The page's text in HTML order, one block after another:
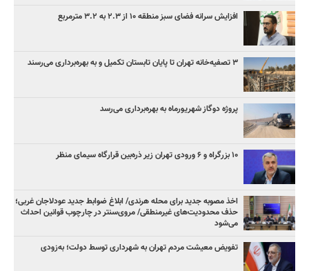
افزایش سرانه فضای سبز منطقه ۱۰ از ۲.۳ به ۳.۲ مترمربع
۳ ﺗﺼﻔﻴﻪ‌ﺧﺎﻧﻪ‌ تهران تا پایان تابستان تکمیل و به بهره‌برداری می‌رسند
پروژه دوگاز شهریورماه به بهره‌برداری می‌رسد
۱۰ بزرگراه و ۶ ورودی تهران زیر ذره‌بین قرارگاه سیمای منظر
اخذ مصوبه جدید برای محله هرندی/ ابلاغ ضوابط جدید عودلاجان غربی؛
حذف محدودیت‌های غیرمنطقی/ مروی‌سنتر در چارچوب قوانین احداث
می‌شود
تفویض معیشت مردم تهران به شهرداری توسط دولت؛ به‌زودی